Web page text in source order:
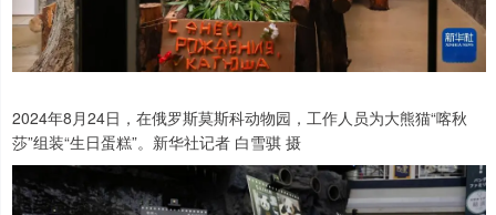
2024年8月24日，在俄罗斯莫斯科动物园，工作人员为大熊猫“喀秋
莎”组装“生日蛋糕”。新华社记者 白雪骐 摄